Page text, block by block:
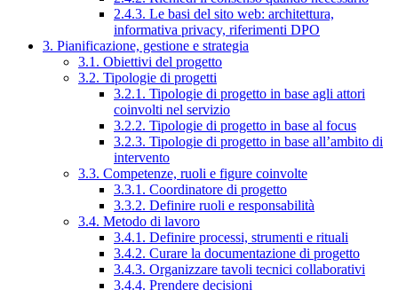
2.4.3. Le basi del sito web: architettura,
informativa privacy, riferimenti DPO
3. Pianificazione, gestione e strategia
3.1. Obiettivi del progetto
3.2. Tipologie di progetti
3.2.1. Tipologie di progetto in base agli attori
coinvolti nel servizio
3.2.2. Tipologie di progetto in base al focus
3.2.3. Tipologie di progetto in base all’ambito di
intervento
3.3. Competenze, ruoli e figure coinvolte
3.3.1. Coordinatore di progetto
3.3.2. Definire ruoli e responsabilità
3.4. Metodo di lavoro
3.4.1. Definire processi, strumenti e rituali
3.4.2. Curare la documentazione di progetto
3.4.3. Organizzare tavoli tecnici collaborativi
3.4.4. Prendere decisioni